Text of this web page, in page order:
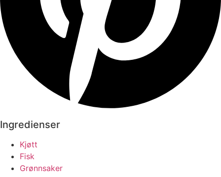
Ingredienser
Kjøtt
Fisk
Grønnsaker